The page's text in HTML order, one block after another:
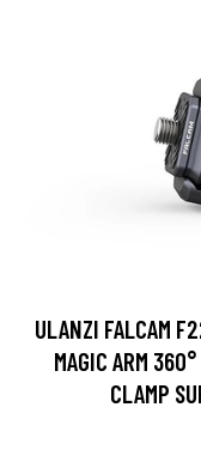
ULANZI FALCAM
MAGIC ARM
CLAMP